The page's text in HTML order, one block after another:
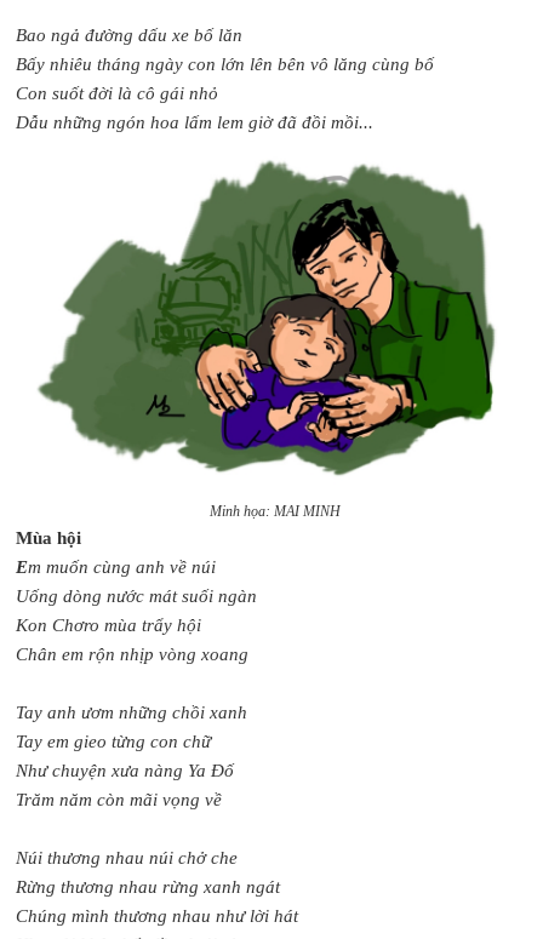
Bao ngả đường dấu xe bố lăn
Bấy nhiêu tháng ngày con lớn lên bên vô lăng cùng bố
Con suốt đời là cô gái nhỏ
Dẫu những ngón hoa lấm lem giờ đã đồi mồi...
Minh họa: MAI MINH
Mùa hội
Em muốn cùng anh về núi
Uống dòng nước mát suối ngàn
Kon Chơro mùa trẩy hội
Chân em rộn nhịp vòng xoang
Tay anh ươm những chồi xanh
Tay em gieo từng con chữ
Như chuyện xưa nàng Ya Đố
Trăm năm còn mãi vọng về
Núi thương nhau núi chở che
Rừng thương nhau rừng xanh ngát
Chúng mình thương nhau như lời hát